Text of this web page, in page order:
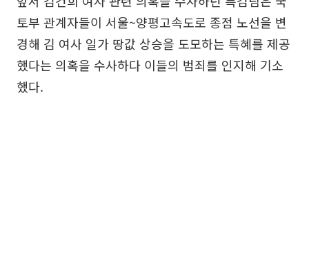
토부 관계자들이 서울~양평고속도로 종점 노선을 변
경해 김 여사 일가 땅값 상승을 도모하는 특혜를 제공
했다는 의혹을 수사하다 이들의 범죄를 인지해 기소
했다.